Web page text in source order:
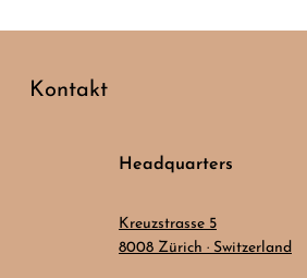
Kontakt
Headquarters
Kreuzstrasse 5
8008 Zürich · Switzerland